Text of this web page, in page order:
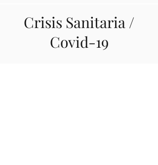
Crisis Sanitaria /
Covid-19